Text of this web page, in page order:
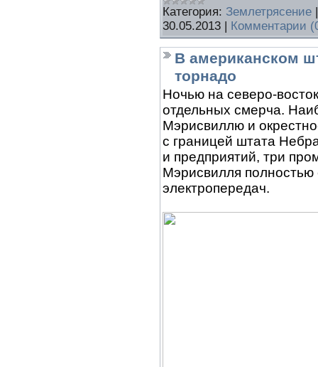
Категория: Землетрясение
30.05.2013 | Комментарии
В американском
торнадо
Ночью на северо-
отдельных смерча.
Мэрисвиллю и
с границей штата
и предприятий, три
Мэрисвилля
электропередач.